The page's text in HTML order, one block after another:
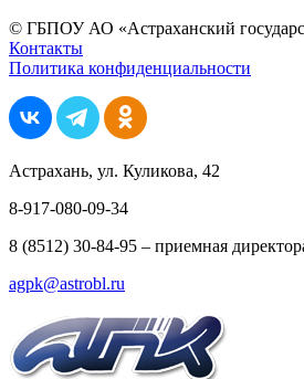
© ГБПОУ АО «Астраханский
Контакты
Политика конфиденциальности
Астрахань, ул. Куликова, 42
8-917-080-09-34
8 (8512) 30-84-95 – приемная
agpk@astrobl.ru